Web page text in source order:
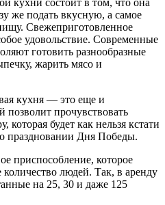
же подать вкусную, а самое
Свежеприготовленное
удовольствие. Современные
готовить разнообразные
жарить мясо и
кухня — это еще и
позволит прочувствовать
которая будет как нельзя кстати
праздновании Дня Победы.
приспособление, которое
людей. Так, в аренду
на 25, 30 и даже 125